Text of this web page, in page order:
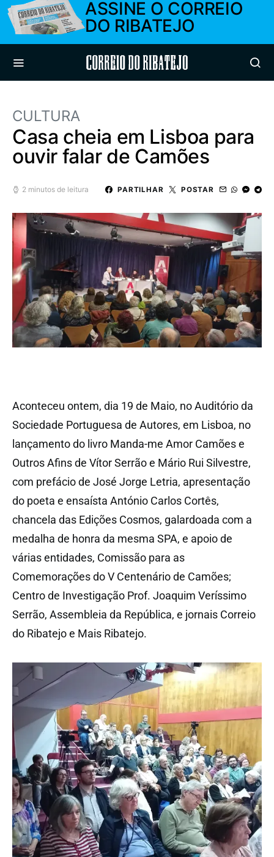
ASSINE O CORREIO
DO RIBATEJO
Correio do Ribatejo
CULTURA
Casa cheia em Lisboa para
ouvir falar de Camões
2 minutos de leitura PARTILHAR POSTAR
Aconteceu ontem, dia 19 de Maio, no Auditório da
Sociedade Portuguesa de Autores, em Lisboa, no
lançamento do livro Manda-me Amor Camões e
Outros Afins de Vítor Serrão e Mário Rui Silvestre,
com prefácio de José Jorge Letria, apresentação
do poeta e ensaísta António Carlos Cortês,
chancela das Edições Cosmos, galardoada com a
medalha de honra da mesma SPA, e apoio de
várias entidades, Comissão para as
Comemorações do V Centenário de Camões;
Centro de Investigação Prof. Joaquim Veríssimo
Serrão, Assembleia da República, e jornais Correio
do Ribatejo e Mais Ribatejo.